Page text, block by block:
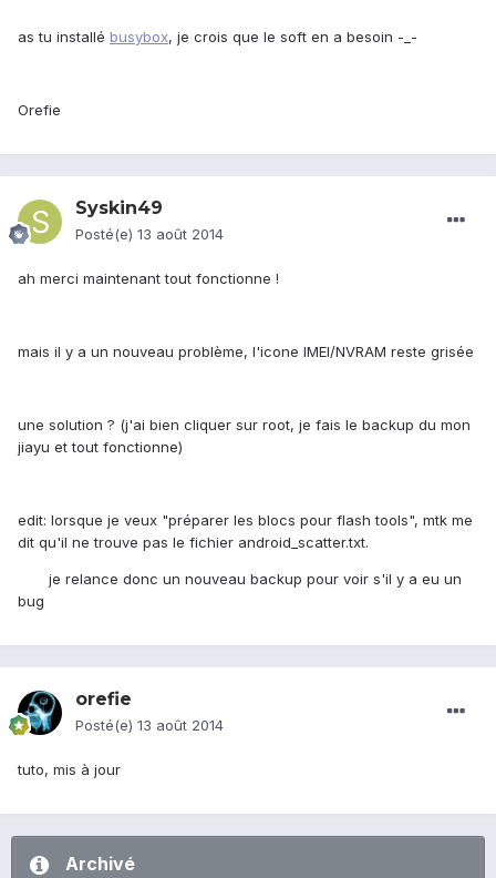
as tu installé busybox, je crois que le soft en a besoin -_-
Orefie
Syskin49
Posté(e) 13 août 2014
ah merci maintenant tout fonctionne !
mais il y a un nouveau problème, l'icone IMEI/NVRAM reste grisée
une solution ? (j'ai bien cliquer sur root, je fais le backup du mon
jiayu et tout fonctionne)
edit: lorsque je veux "préparer les blocs pour flash tools", mtk me
dit qu'il ne trouve pas le fichier android_scatter.txt.
je relance donc un nouveau backup pour voir s'il y a eu un
bug
orefie
Posté(e) 13 août 2014
tuto, mis à jour
Archivé